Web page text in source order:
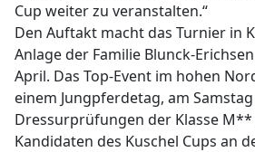
Cup weiter zu veranstalten.“
Den Auftakt macht das Turnier in
Anlage der Familie Blunck-
April. Das Top-Event im hohen
einem Jungpferdetag, am
Dressurprüfungen der Klasse
Kandidaten des Kuschel Cups an